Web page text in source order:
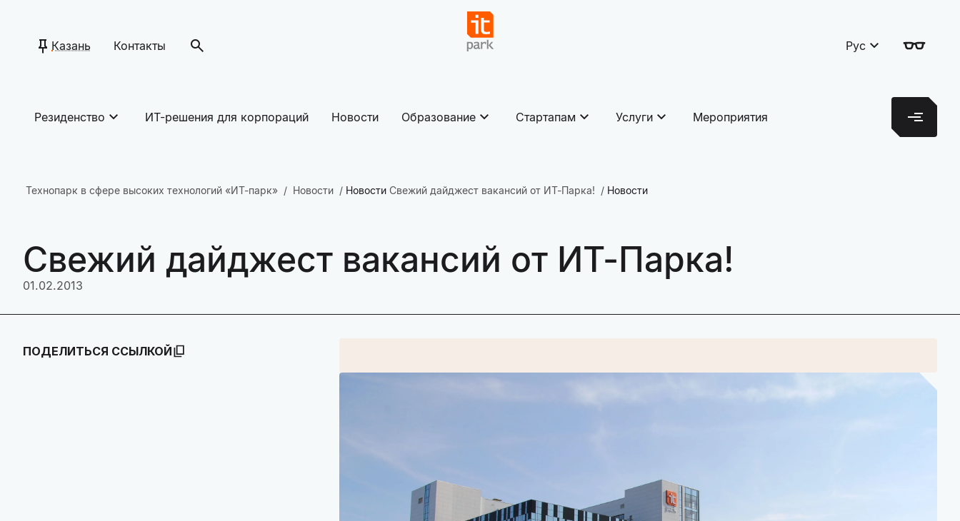
Казань Контакты Рус
Резиденство ИТ-решения для корпораций Новости Образование Стартапам Услуги Мероприятия
Технопарк в сфере высоких технологий «ИТ-парк» Новости Новости Свежий дайджест вакансий от ИТ-Парка! Новости
Свежий дайджест вакансий от ИТ-Парка!
01.02.2013
ПОДЕЛИТЬСЯ ССЫЛКОЙ